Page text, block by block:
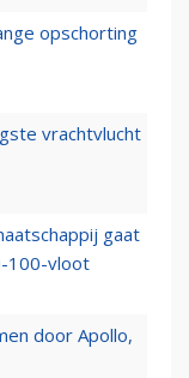
opschorting
vrachtvlucht
gaat
100-vloot
door Apollo,